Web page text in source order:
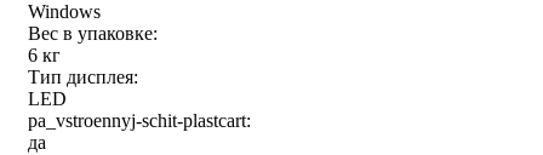
Windows
Вес в упаковке:
6 кг
Тип дисплея:
LED
pa_vstroennyj-schit-plastcart:
да